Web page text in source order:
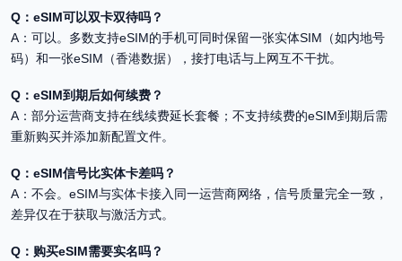
Q：eSIM可以双卡双待吗？
A：可以。多数支持eSIM的手机可同时保留一张实体SIM（如内地号
码）和一张eSIM（香港数据），接打电话与上网互不干扰。
Q：eSIM到期后如何续费？
A：部分运营商支持在线续费延长套餐；不支持续费的eSIM到期后需
重新购买并添加新配置文件。
Q：eSIM信号比实体卡差吗？
A：不会。eSIM与实体卡接入同一运营商网络，信号质量完全一致，
差异仅在于获取与激活方式。
Q：购买eSIM需要实名吗？